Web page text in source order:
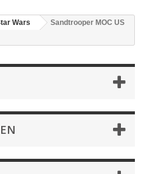
Wars
Sandtrooper MOC US